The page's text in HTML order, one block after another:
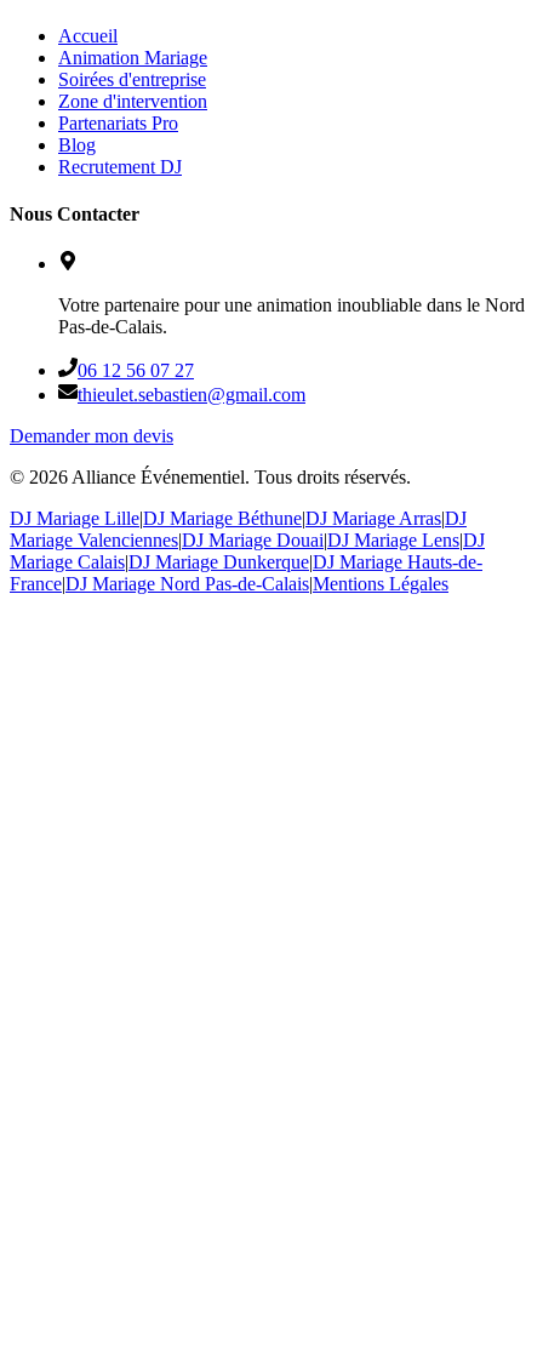
Accueil
Animation Mariage
Soirées d'entreprise
Zone d'intervention
Partenariats Pro
Blog
Recrutement DJ
Nous Contacter
Votre partenaire pour une animation inoubliable dans le Nord
Pas-de-Calais.
06 12 56 07 27
thieulet.sebastien@gmail.com
Demander mon devis
© 2026 Alliance Événementiel. Tous droits réservés.
DJ Mariage Lille|DJ Mariage Béthune|DJ Mariage Arras|DJ
Mariage Valenciennes|DJ Mariage Douai|DJ Mariage Lens|DJ
Mariage Calais|DJ Mariage Dunkerque|DJ Mariage Hauts-de-
France|DJ Mariage Nord Pas-de-Calais|Mentions Légales